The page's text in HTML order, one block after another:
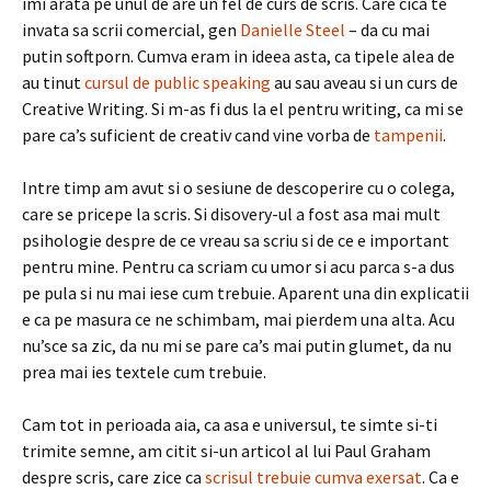
invata sa scrii comercial, gen Danielle Steel – da cu mai
putin softporn. Cumva eram in ideea asta, ca tipele alea de
au tinutcursul de public speaking au sau aveau si un curs de
Creative Writing. Si m-as fi dus la el pentru writing, ca mi se
pare ca’s suficient de creativ cand vine vorba de tampenii.
Intre timp am avut si o sesiune de descoperire cu o colega,
care se pricepe la scris. Si disovery-ul a fost asa mai mult
psihologie despre de ce vreau sa scriu si de ce e important
pentru mine. Pentru ca scriam cu umor si acu parca s-a dus
pe pula si nu mai iese cum trebuie. Aparent una din explicatii
e ca pe masura ce ne schimbam, mai pierdem una alta. Acu
nu’sce sa zic, da nu mi se pare ca’s mai putin glumet, da nu
prea mai ies textele cum trebuie.
Cam tot in perioada aia, ca asa e universul, te simte si-ti
trimite semne, am citit si-un articol al lui Paul Graham
despre scris, care zice ca scrisul trebuie cumva exersat. Ca e